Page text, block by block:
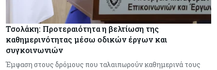
Τσολάκη: Προτεραιότητα η βελτίωση της
καθημερινότητας μέσω οδικών έργων και
συγκοινωνιών
Έμφαση στους δρόμους που ταλαιπωρούν καθημερινά τους